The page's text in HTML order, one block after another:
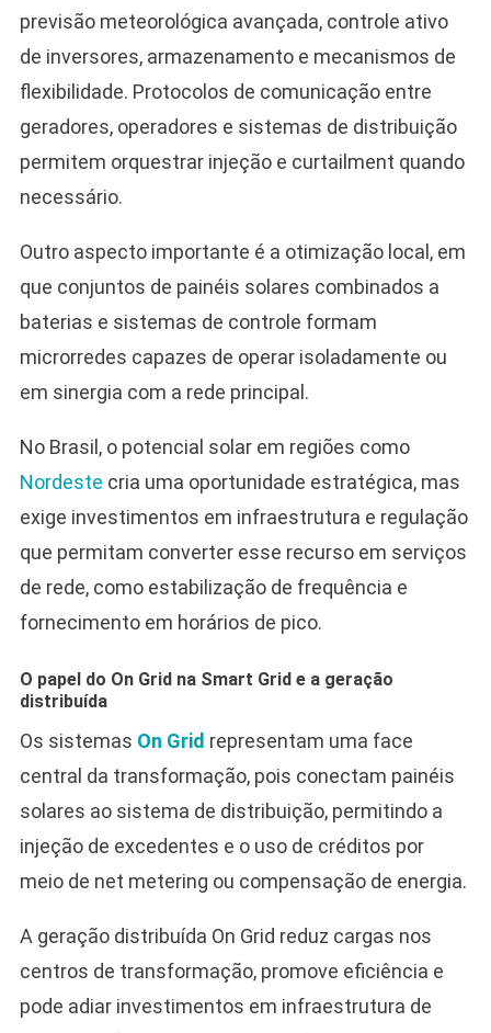
previsão meteorológica avançada, controle ativo
de inversores, armazenamento e mecanismos de
flexibilidade. Protocolos de comunicação entre
geradores, operadores e sistemas de distribuição
permitem orquestrar injeção e curtailment quando
necessário.
Outro aspecto importante é a otimização local, em
que conjuntos de painéis solares combinados a
baterias e sistemas de controle formam
microrredes capazes de operar isoladamente ou
em sinergia com a rede principal.
No Brasil, o potencial solar em regiões como
Nordeste cria uma oportunidade estratégica, mas
exige investimentos em infraestrutura e regulação
que permitam converter esse recurso em serviços
de rede, como estabilização de frequência e
fornecimento em horários de pico.
O papel do On Grid na Smart Grid e a geração
distribuída
Os sistemas On Grid representam uma face
central da transformação, pois conectam painéis
solares ao sistema de distribuição, permitindo a
injeção de excedentes e o uso de créditos por
meio de net metering ou compensação de energia.
A geração distribuída On Grid reduz cargas nos
centros de transformação, promove eficiência e
pode adiar investimentos em infraestrutura de